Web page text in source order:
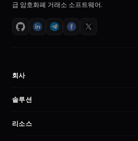
급 암호화폐 거래소 소프트웨어.
회사
회사 소개
파트너
솔루션
암호화폐 거래소 소프트웨어
리소스